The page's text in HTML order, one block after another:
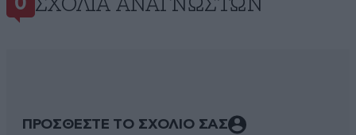
0 ΣΧΌΛΙΑ ΑΝΑΓΝΩΣΤΏΝ
ΠΡΟΣΘΕΣΤΕ ΤΟ ΣΧΟΛΙΟ ΣΑΣ